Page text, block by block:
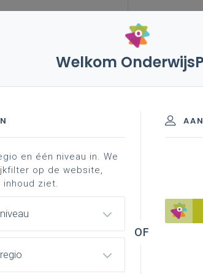
sociale
slag in je school
vaardigheden voor je
Welkom
en één niveau in. We
op de website,
ziet.